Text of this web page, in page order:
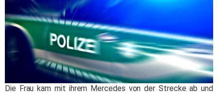
Die Frau kam mit ihrem Mercedes von der Strecke ab und